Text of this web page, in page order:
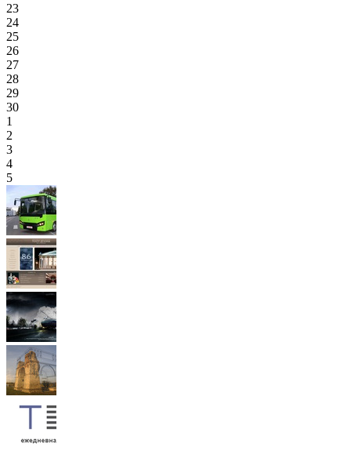
23
24
25
26
27
28
29
30
1
2
3
4
5